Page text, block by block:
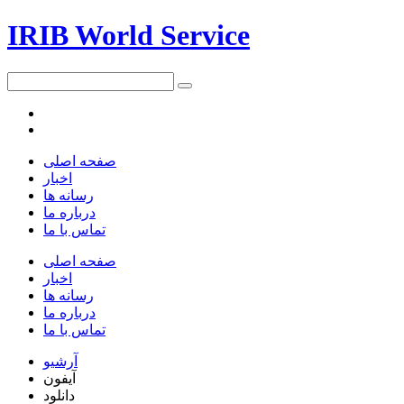
IRIB World Service
صفحه اصلی
اخبار
رسانه ها
درباره ما
تماس با ما
صفحه اصلی
اخبار
رسانه ها
درباره ما
تماس با ما
آرشیو
آیفون
دانلود